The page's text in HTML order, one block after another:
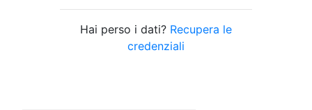
Hai perso i dati? Recupera le
credenziali